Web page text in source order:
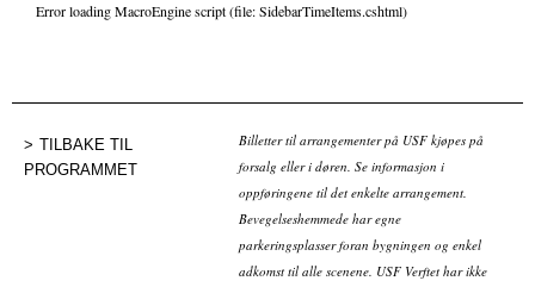
Error loading MacroEngine script (file: SidebarTimeItems.cshtml)
TILBAKE TIL
PROGRAMMET
Billetter til arrangementer på USF kjøpes på
forsalg eller i døren. Se informasjon i
oppføringene til det enkelte arrangement.
Bevegelseshemmede har egne
parkeringsplasser foran bygningen og enkel
adkomst til alle scenene. USF Verftet har ikke